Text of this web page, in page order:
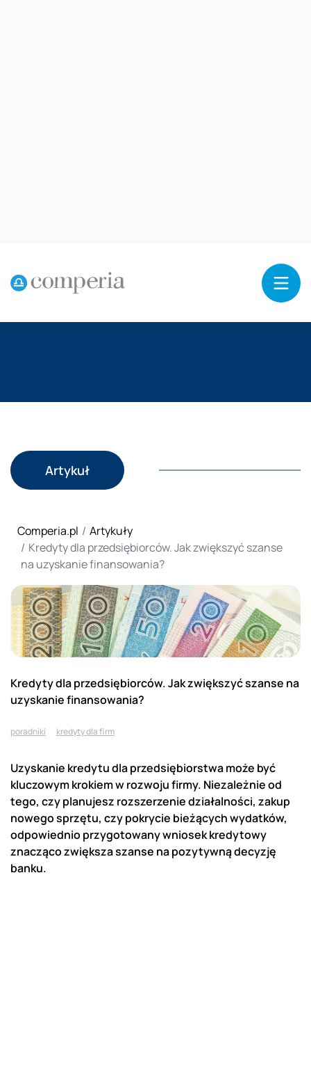
Artykuł
Comperia.pl
Artykuły
Kredyty dla przedsiębiorców. Jak zwiększyć szanse
na uzyskanie finansowania?
Kredyty dla przedsiębiorców. Jak zwiększyć szanse na
uzyskanie finansowania?
poradniki kredyty dla firm
Uzyskanie kredytu dla przedsiębiorstwa może być
kluczowym krokiem w rozwoju firmy. Niezależnie od
tego, czy planujesz rozszerzenie działalności, zakup
nowego sprzętu, czy pokrycie bieżących wydatków,
odpowiednio przygotowany wniosek kredytowy
znacząco zwiększa szanse na pozytywną decyzję
banku.